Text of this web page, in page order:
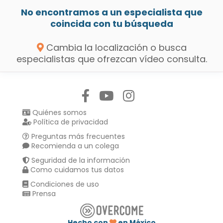
No encontramos a un especialista que
coincida con tu búsqueda
Cambia la localización o busca
especialistas que ofrezcan vídeo consulta.
Quiénes somos
Política de privacidad
Preguntas más frecuentes
Recomienda a un colega
Seguridad de la información
Como cuidamos tus datos
Condiciones de uso
Prensa